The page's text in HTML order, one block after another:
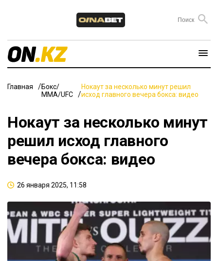
Главная
Бокс/
ММА/UFC
Нокаут за несколько минут решил
исход главного вечера бокса: видео
Нокаут за несколько минут
решил исход главного
вечера бокса: видео
26 января 2025, 11:58